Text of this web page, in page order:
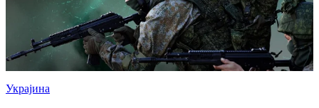
Украјина